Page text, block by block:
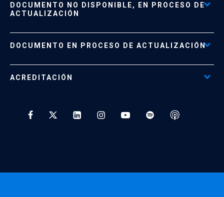
Formas de Pago
Políticas de Retiro, Devolución e Información Importante
DOCUMENTO NO DISPONIBLE, EN PROCESO DE
ACTUALIZACIÓN
Documento No Disponible file_download
DOCUMENTO EN PROCESO DE ACTUALIZACIÓN
ACREDITACIÓN